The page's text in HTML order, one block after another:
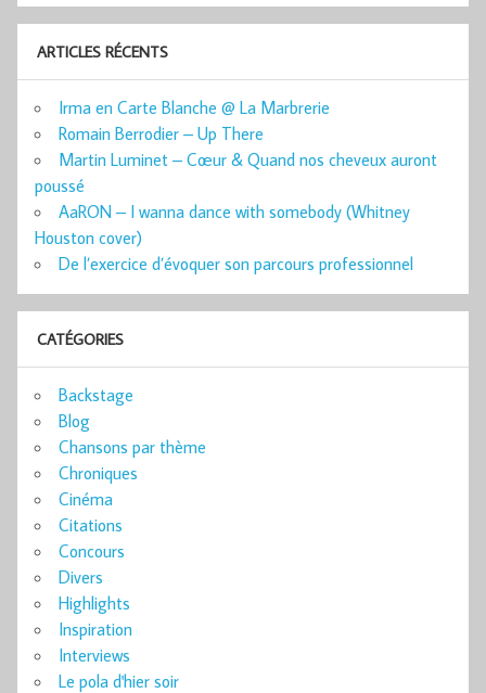
ARTICLES RÉCENTS
Irma en Carte Blanche @ La Marbrerie
Romain Berrodier – Up There
Martin Luminet – Cœur & Quand nos cheveux auront
poussé
AaRON – I wanna dance with somebody (Whitney
Houston cover)
De l’exercice d’évoquer son parcours professionnel
CATÉGORIES
Backstage
Blog
Chansons par thème
Chroniques
Cinéma
Citations
Concours
Divers
Highlights
Inspiration
Interviews
Le pola d'hier soir